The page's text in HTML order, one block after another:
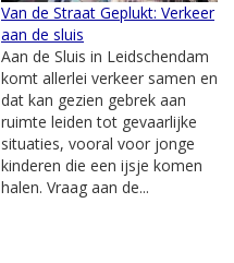
Van de Straat Geplukt: Verkeer
aan de sluis
Aan de Sluis in Leidschendam
komt allerlei verkeer samen en
dat kan gezien gebrek aan
ruimte leiden tot gevaarlijke
situaties, vooral voor jonge
kinderen die een ijsje komen
halen. Vraag aan de...